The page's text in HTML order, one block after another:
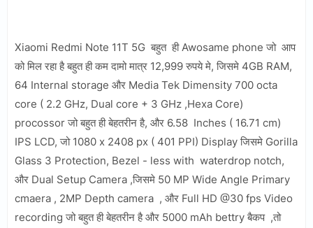
Xiaomi Redmi Note 11T 5G बहुत ही Awosame phone जो आप
को मिल रहा है बहुत ही कम दामो मात्र 12,999 रुपये मे, जिसमे 4GB RAM,
64 Internal storage और Media Tek Dimensity 700 octa
core ( 2.2 GHz, Dual core + 3 GHz ,Hexa Core)
procossor जो बहुत ही बेहतरीन है, और 6.58 Inches ( 16.71 cm)
IPS LCD, जो 1080 x 2408 px ( 401 PPI) Display जिसमे Gorilla
Glass 3 Protection, Bezel - less with waterdrop notch,
और Dual Setup Camera ,जिसमे 50 MP Wide Angle Primary
cmaera , 2MP Depth camera , और Full HD @30 fps Video
recording जो बहुत ही बेहतरीन है और 5000 mAh bettry बैकप ,तो